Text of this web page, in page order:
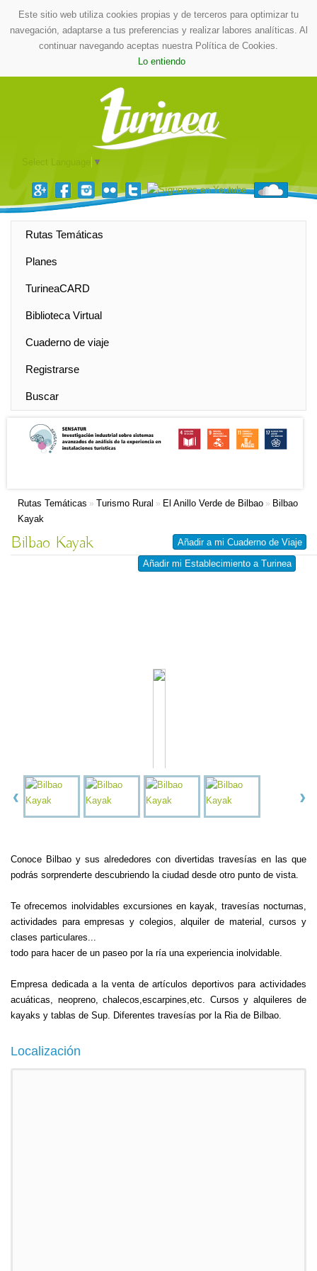
Este sitio web utiliza cookies propias y de terceros para optimizar tu
navegación, adaptarse a tus preferencias y realizar labores analíticas. Al
continuar navegando aceptas nuestra Política de Cookies.
Lo entiendo
▼
Rutas Temáticas
Planes
TurineaCARD
Biblioteca Virtual
Cuaderno de viaje
Registrarse
Buscar
Rutas Temáticas » Turismo Rural » El Anillo Verde de Bilbao » Bilbao
Kayak
Añadir a mi Cuaderno de Viaje
Añadir mi Establecimiento a Turinea
Bilbao Kayak
Conoce Bilbao y sus alrededores con divertidas travesías en las que
podrás sorprenderte descubriendo la ciudad desde otro punto de vista.
Te ofrecemos inolvidables excursiones en kayak, travesías nocturnas,
actividades para empresas y colegios, alquiler de material, cursos y
clases particulares...
todo para hacer de un paseo por la ría una experiencia inolvidable.
Empresa dedicada a la venta de artículos deportivos para actividades
acuáticas, neopreno, chalecos,escarpines,etc. Cursos y alquileres de
kayaks y tablas de Sup. Diferentes travesías por la Ria de Bilbao.
Localización